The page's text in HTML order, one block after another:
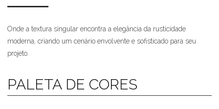
Onde a textura singular encontra a elegância da rusticidade
moderna, criando um cenário envolvente e sofisticado para seu
projeto.
PALETA DE CORES